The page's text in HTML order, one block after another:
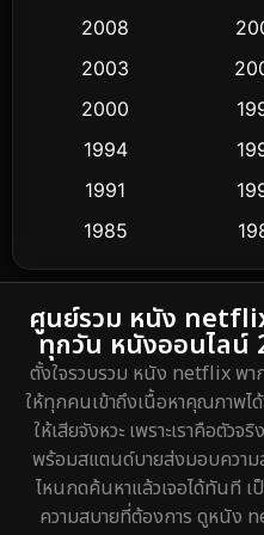
Conspiracy
Crime อาชญากรรม
Culture
Dance เต้น
Detective สืบสวน
Detective สืบสวน
Disaster
Disney+
2008
2003
2000
1994
1991
1985
1974
ศูนย์รวม หนัง
ทุกวัน หนังออนไลน์
ตั้งใจรวบรวม หนัง netflix พา
ให้ทุกคนเข้าถึงเนื้อหาคุณภาพ
ให้เสียจังหวะ เพราะเราคือตัว
พร้อมสแตนด์บายส่งมอบควา
ไหนกดค้นหาแล้วเจอได้ทันที
ความสบายที่ต้องการ ดูหนัง